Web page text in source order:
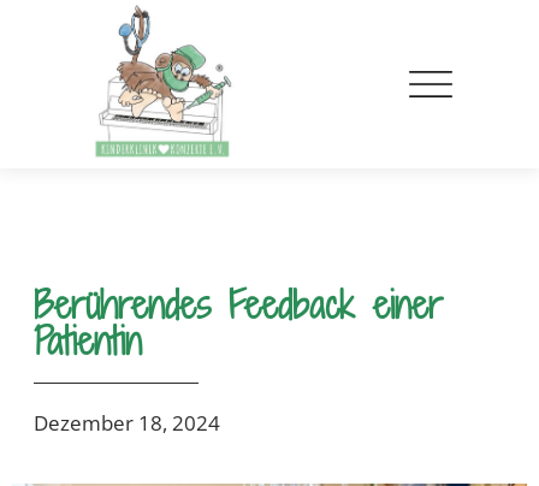
Berührendes Feedback einer
Patientin
Dezember 18, 2024